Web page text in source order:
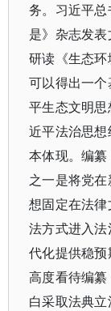
务。习近平
是》杂志发表
研读《生态
可以得出一
平生态文明
近平法治思
本体现。编
之一是将党
想固定在法
法方式进入
代化提供稳
高度看待编
白采取法典